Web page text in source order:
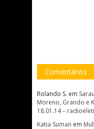
Comentários
Rolando S. em
Moreno, Grando e
18.01.14 –
Katia Suman em